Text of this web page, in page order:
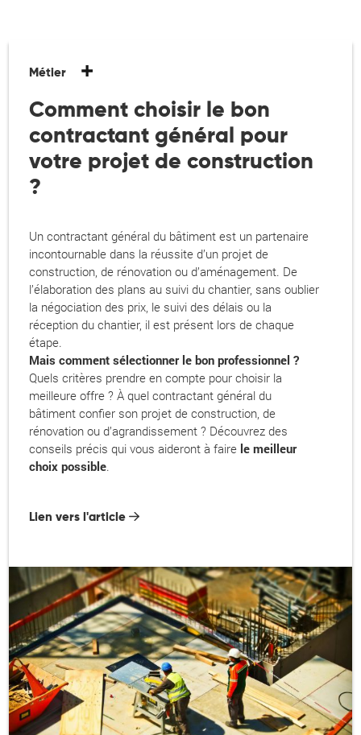
Métier
Comment choisir le bon
contractant général pour
votre projet de construction
?
Un contractant général du bâtiment est un partenaire
incontournable dans la réussite d’un projet de
construction, de rénovation ou d’aménagement. De
l’élaboration des plans au suivi du chantier, sans oublier
la négociation des prix, le suivi des délais ou la
réception du chantier, il est présent lors de chaque
étape.
Mais comment sélectionner le bon professionnel ?
Quels critères prendre en compte pour choisir la
meilleure offre ? À quel contractant général du
bâtiment confier son projet de construction, de
rénovation ou d’agrandissement ? Découvrez des
conseils précis qui vous aideront à faire le meilleur
choix possible.
Lien vers l'article